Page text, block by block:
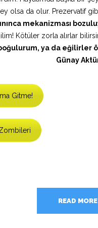
olsa da olur. Prezervatif
mekanizması
Kötüler zorla alırlar
ya da
Günay
Gitme!
READ MORE